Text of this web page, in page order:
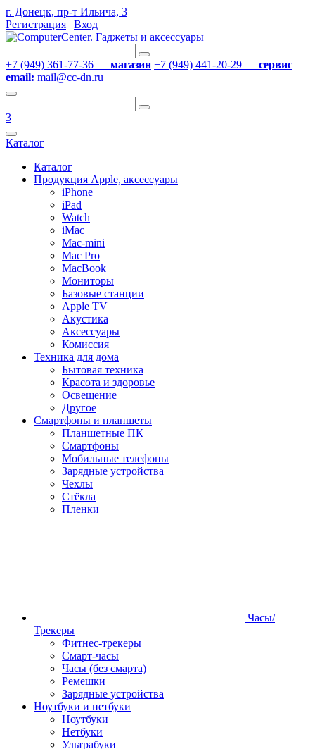
г. Донецк, пр-т Ильича, 3
Регистрация | Вход
+7 (949) 361-77-36 — магазин +7 (949) 441-20-29 — сервис
email: mail@cc-dn.ru
3
Каталог
Каталог
Продукция Apple, аксессуары
iPhone
iPad
Watch
iMac
Mac-mini
Mac Pro
MacBook
Мониторы
Базовые станции
Apple TV
Акустика
Аксессуары
Комиссия
Техника для дома
Бытовая техника
Красота и здоровье
Освещение
Другое
Смартфоны и планшеты
Планшетные ПК
Смартфоны
Мобильные телефоны
Зарядные устройства
Чехлы
Стёкла
Пленки
Часы/
Трекеры
Фитнес-трекеры
Смарт-часы
Часы (без смарта)
Ремешки
Зарядные устройства
Ноутбуки и нетбуки
Ноутбуки
Нетбуки
Ультрабуки